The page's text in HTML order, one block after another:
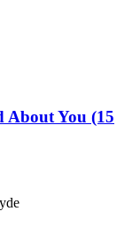
About You (15